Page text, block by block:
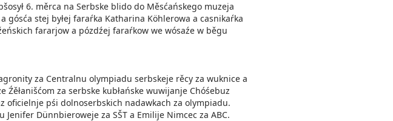
6. měrca na Serbske blido do Měsćańskego muzeja
gósća stej byłej faraŕka Katharina Köhlerowa a casnikaŕka
fararjow a pózdźej faraŕkow we wósaźe w běgu
za Centralnu olympiadu serbskeje rěcy za wuknice a
za serbske kubłańske wuwijanje Chóśebuz
oficielnje pśi dolnoserbskich nadawkach za olympiadu.
Dünnbieroweje za SŠT a Emi­lije Nimcec za ABC.